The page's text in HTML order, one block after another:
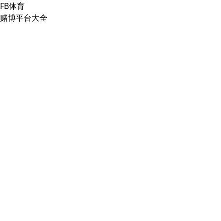
FB体育
赌博平台大全